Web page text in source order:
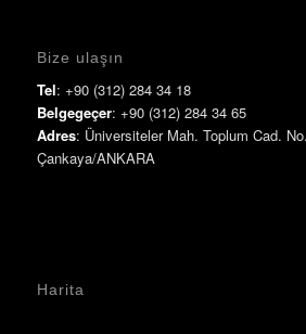
Bize ulaşın
Tel: +90 (312) 284 34 18
Belgegeçer: +90 (312) 284 34 65
Adres: Üniversiteler Mah. Toplum Cad.
Çankaya/ANKARA
Harita